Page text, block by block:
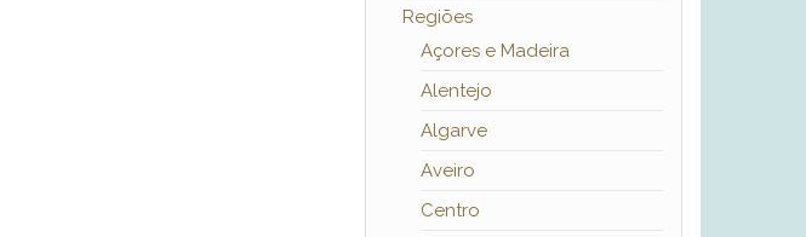
Regiões
Açores e Madeira
Alentejo
Algarve
Aveiro
Centro